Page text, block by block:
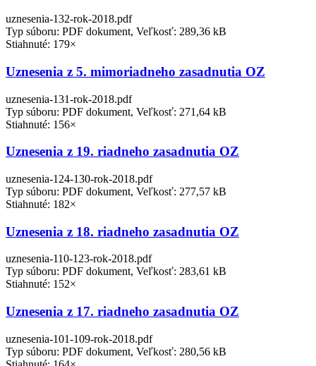
uznesenia-132-rok-2018.pdf
Typ súboru: PDF dokument, Veľkosť: 289,36 kB
Stiahnuté: 179×
Uznesenia z 5. mimoriadneho zasadnutia OZ
uznesenia-131-rok-2018.pdf
Typ súboru: PDF dokument, Veľkosť: 271,64 kB
Stiahnuté: 156×
Uznesenia z 19. riadneho zasadnutia OZ
uznesenia-124-130-rok-2018.pdf
Typ súboru: PDF dokument, Veľkosť: 277,57 kB
Stiahnuté: 182×
Uznesenia z 18. riadneho zasadnutia OZ
uznesenia-110-123-rok-2018.pdf
Typ súboru: PDF dokument, Veľkosť: 283,61 kB
Stiahnuté: 152×
Uznesenia z 17. riadneho zasadnutia OZ
uznesenia-101-109-rok-2018.pdf
Typ súboru: PDF dokument, Veľkosť: 280,56 kB